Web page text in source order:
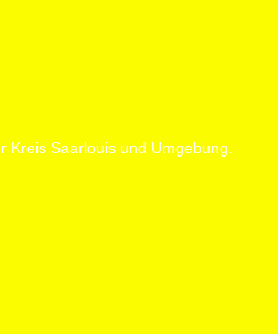
Kreis Saarlouis und Umgebung.